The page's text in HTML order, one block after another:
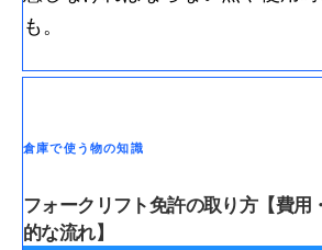
も。
倉庫で使う物の知識
フォークリフト免許の取り方【費用
的な流れ】